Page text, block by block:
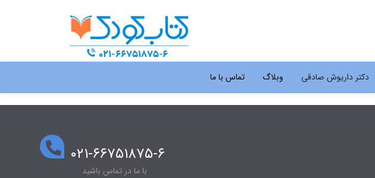
دکتر داریوش صادقی وبلاگ تماس با ما
۰۲۱-۶۶۷۵۱۸۷۵-۶
با ما در تماس باشید